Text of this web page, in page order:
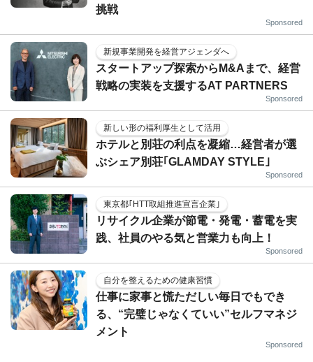
挑戦
Sponsored
新規事業開発を経営アジェンダへ
スタートアップ探索からM&Aまで、経営
戦略の実装を支援するAT PARTNERS
Sponsored
新しい形の福利厚生として活用
ホテルと別荘の利点を凝縮…経営者が選
ぶシェア別荘｢GLAMDAY STYLE｣
Sponsored
東京都｢HTT取組推進宣言企業｣
リサイクル企業が節電・発電・蓄電を実
践、社員のやる気と営業力も向上！
Sponsored
自分を整えるための健康習慣
仕事に家事と慌ただしい毎日でもでき
る、“完璧じゃなくていい”セルフマネジ
メント
Sponsored